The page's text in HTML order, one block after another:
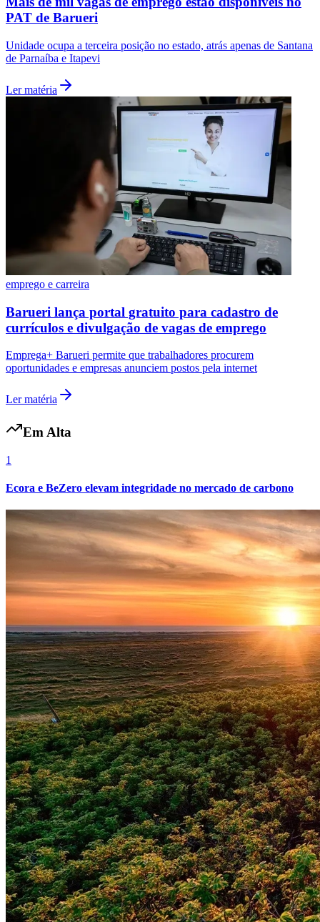
Grêmio
Internacional
PAT de Barueri
Unidade ocupa a terceira posição no estado, atrás apenas de Santana
de Parnaíba e Itapevi
Ler matéria
emprego e carreira
Barueri lança portal gratuito para cadastro de
currículos e divulgação de vagas de emprego
Emprega+ Barueri permite que trabalhadores procurem
oportunidades e empresas anunciem postos pela internet
Ler matéria
Em Alta
1
Ecora e BeZero elevam integridade no mercado de carbono